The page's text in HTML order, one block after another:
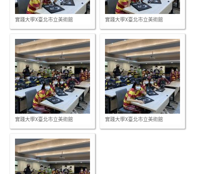
實踐大學X臺北市立美術館 實踐大學X臺北市立美術館
實踐大學X臺北市立美術館 實踐大學X臺北市立美術館